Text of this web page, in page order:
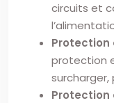
circuits et
Protection
protection
surcharger,
Protection